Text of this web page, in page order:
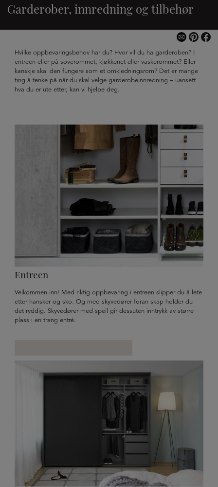
Garderober, innredning og tilbehør
Hvilke oppbevaringsbehov har du? Hvor vil du ha garderoben? I
entreen eller på soverommet, kjøkkenet eller vaskerommet? Eller
kanskje skal den fungere som et omkledningsrom? Det er mange
ting å tenke på når du skal velge garderobeinnredning – uansett
hva du er ute etter, kan vi hjelpe deg.
Entreen
Velkommen inn! Med riktig oppbevaring i entreen slipper du å lete
etter hansker og sko. Og med skyvedører foran skap holder du
det ryddig. Skyvedører med speil gir dessuten inntrykk av større
plass i en trang entré.